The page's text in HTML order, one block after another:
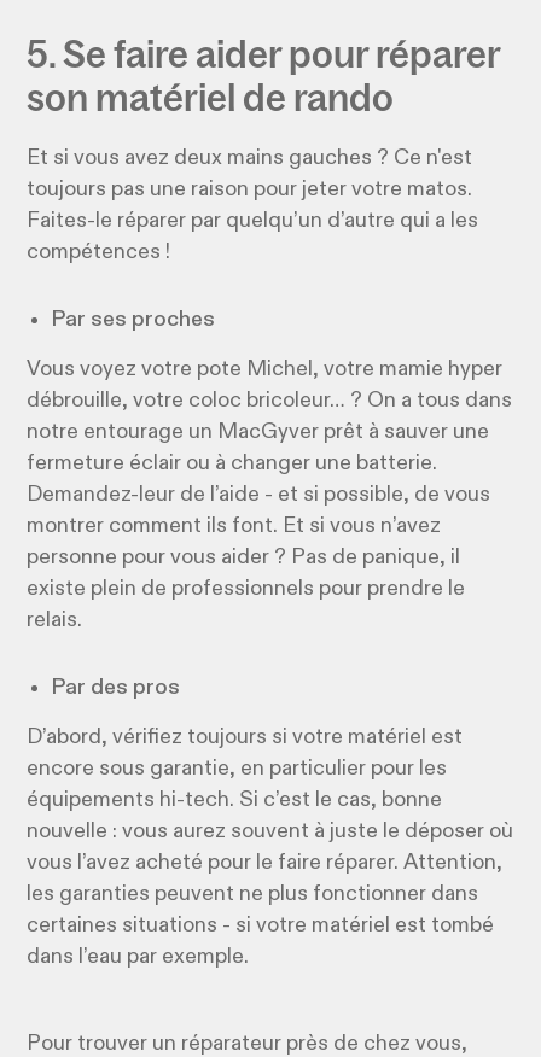
5. Se faire aider pour réparer
son matériel de rando
Et si vous avez deux mains gauches ? Ce n'est
toujours pas une raison pour jeter votre matos.
Faites-le réparer par quelqu’un d’autre qui a les
compétences !
Par ses proches
Vous voyez votre pote Michel, votre mamie hyper
débrouille, votre coloc bricoleur… ? On a tous dans
notre entourage un MacGyver prêt à sauver une
fermeture éclair ou à changer une batterie.
Demandez-leur de l’aide - et si possible, de vous
montrer comment ils font. Et si vous n’avez
personne pour vous aider ? Pas de panique, il
existe plein de professionnels pour prendre le
relais.
Par des pros
D’abord, vérifiez toujours si votre matériel est
encore sous garantie, en particulier pour les
équipements hi-tech. Si c’est le cas, bonne
nouvelle : vous aurez souvent à juste le déposer où
vous l’avez acheté pour le faire réparer. Attention,
les garanties peuvent ne plus fonctionner dans
certaines situations - si votre matériel est tombé
dans l’eau par exemple.
Pour trouver un réparateur près de chez vous,